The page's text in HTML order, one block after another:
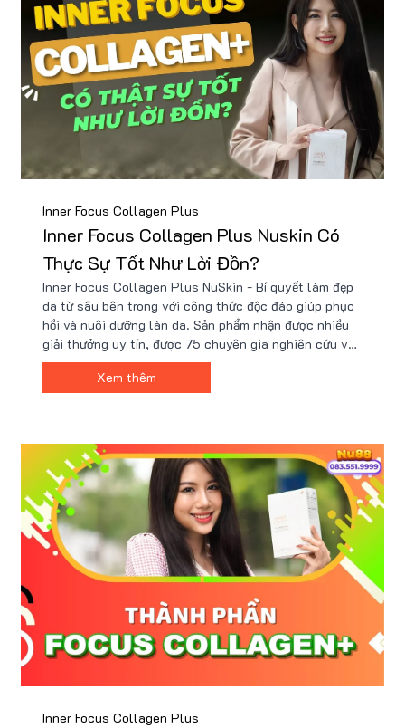
Inner Focus Collagen Plus
Inner Focus Collagen Plus Nuskin Có
Thực Sự Tốt Như Lời Đồn?
Inner Focus Collagen Plus NuSkin - Bí quyết làm đẹp
da từ sâu bên trong với công thức độc đáo giúp phục
hồi và nuôi dưỡng làn da. Sản phẩm nhận được nhiều
giải thưởng uy tín, được 75 chuyên gia nghiên cứu và
phát triển. Hãy khám phá hiệu quả thần kỳ từ Inner
Focus Collagen Plus đình đám của NuSkin!
Xem thêm
Inner Focus Collagen Plus